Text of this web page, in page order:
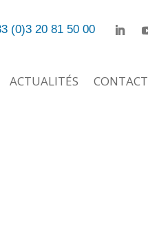
(0)3 20 81 50 00
ACTUALITÉS CONTACT